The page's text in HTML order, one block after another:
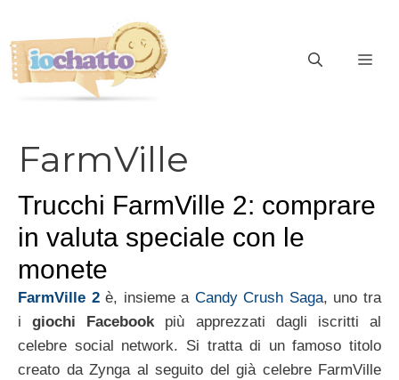
contenuto
FarmVille
Trucchi FarmVille 2: comprare
in valuta speciale con le
monete
FarmVille 2è, insieme a Candy Crush Saga, uno tra
igiochi Facebookpiù apprezzati dagli iscritti al
celebre social network. Si tratta di un famoso titolo
creato da Zynga al seguito del già celebre FarmVille